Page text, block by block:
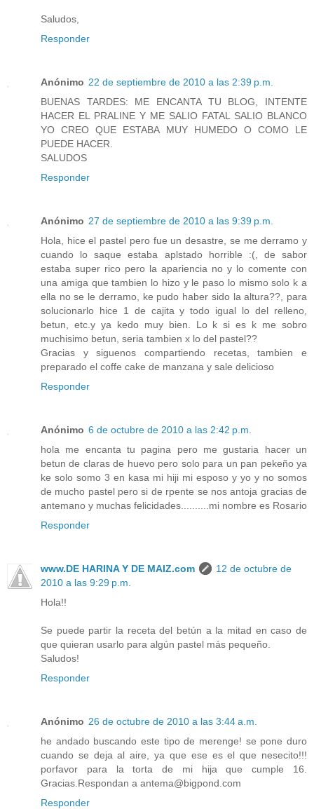
Saludos,
Responder
Anónimo 22 de septiembre de 2010 a las 2:39 p.m.
BUENAS TARDES: ME ENCANTA TU BLOG, INTENTE
HACER EL PRALINE Y ME SALIO FATAL SALIO BLANCO
YO CREO QUE ESTABA MUY HUMEDO O COMO LE
PUEDE HACER.
SALUDOS
Responder
Anónimo 27 de septiembre de 2010 a las 9:39 p.m.
Hola, hice el pastel pero fue un desastre, se me derramo y
cuando lo saque estaba aplstado horrible :(, de sabor
estaba super rico pero la apariencia no y lo comente con
una amiga que tambien lo hizo y le paso lo mismo solo k a
ella no se le derramo, ke pudo haber sido la altura??, para
solucionarlo hice 1 de cajita y todo igual lo del relleno,
betun, etc.y ya kedo muy bien. Lo k si es k me sobro
muchisimo betun, seria tambien x lo del pastel??
Gracias y siguenos compartiendo recetas, tambien e
preparado el coffe cake de manzana y sale delicioso
Responder
Anónimo 6 de octubre de 2010 a las 2:42 p.m.
hola me encanta tu pagina pero me gustaria hacer un
betun de claras de huevo pero solo para un pan pekeño ya
ke solo somo 3 en kasa mi hiji mi esposo y yo y no somos
de mucho pastel pero si de rpente se nos antoja gracias de
antemano y muchas felicidades..........mi nombre es Rosario
Responder
www.DE HARINA Y DE MAIZ.com
12 de octubre de
2010 a las 9:29 p.m.
Hola!!
Se puede partir la receta del betún a la mitad en caso de
que quieran usarlo para algún pastel más pequeño.
Saludos!
Responder
Anónimo 26 de octubre de 2010 a las 3:44 a.m.
he andado buscando este tipo de merenge! se pone duro
cuando se deja al aire, ya que ese es el que nesecito!!!
porfavor para la torta de mi hija que cumple 16.
Gracias.Respondan a antema@bigpond.com
Responder